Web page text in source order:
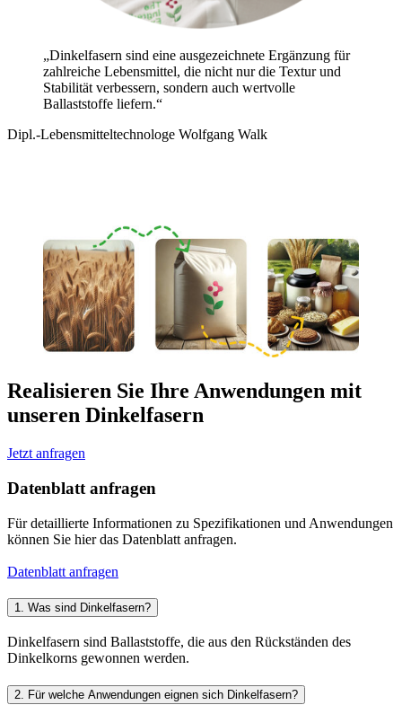
„Dinkelfasern sind eine ausgezeichnete Ergänzung für
zahlreiche Lebensmittel, die nicht nur die Textur und
Stabilität verbessern, sondern auch wertvolle
Ballaststoffe liefern.“
Dipl.-Lebensmitteltechnologe Wolfgang Walk
Realisieren Sie Ihre Anwendungen mit
unseren Dinkelfasern
Jetzt anfragen
Datenblatt anfragen
Für detaillierte Informationen zu Spezifikationen und Anwendungen
können Sie hier das Datenblatt anfragen.
Datenblatt anfragen
1. Was sind Dinkelfasern?
Dinkelfasern sind Ballaststoffe, die aus den Rückständen des
Dinkelkorns gewonnen werden.
2. Für welche Anwendungen eignen sich Dinkelfasern?